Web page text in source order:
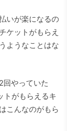
いが楽になるの
ケットがもらえ
ようなことはな
回やっていた
トがもらえるキ
こんなのがもら